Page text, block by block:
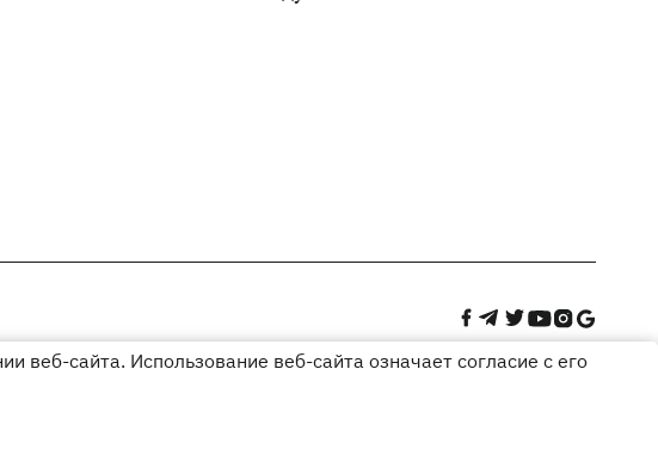
веб-сайта. Использование веб-сайта означает согласие с его